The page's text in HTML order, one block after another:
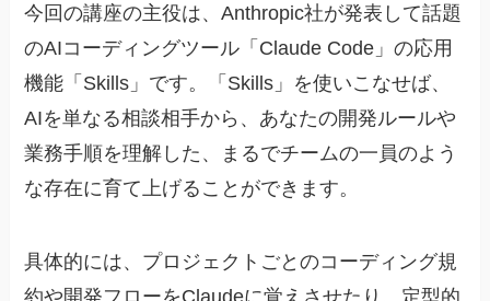
今回の講座の主役は、Anthropic社が発表して話題
のAIコーディングツール「Claude Code」の応用
機能「Skills」です。「Skills」を使いこなせば、
AIを単なる相談相手から、あなたの開発ルールや
業務手順を理解した、まるでチームの一員のよう
な存在に育て上げることができます。
具体的には、プロジェクトごとのコーディング規